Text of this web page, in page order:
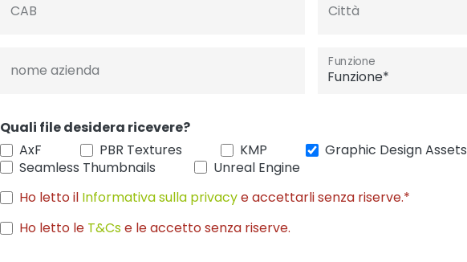
CAB Città
nome azienda Funzione
Quali file desidera ricevere?
AxF
PBR Textures KMP
Graphic Design Assets
Seamless Thumbnails
Unreal Engine
Ho letto il Informativa sulla privacye accettarli senza riserve.*
Ho letto le T&Cse le accetto senza riserve.